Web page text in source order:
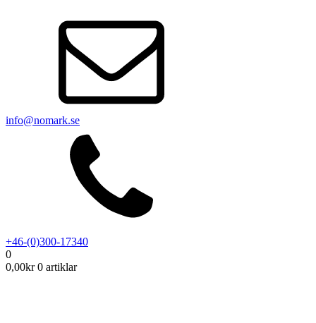
info@nomark.se
+46-(0)300-17340
0
0,00kr 0 artiklar